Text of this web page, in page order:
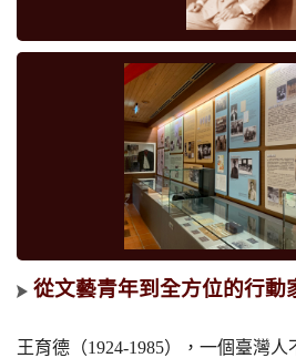
從文藝青年到全方位的行動
王育德（1924-1985），一個臺灣人